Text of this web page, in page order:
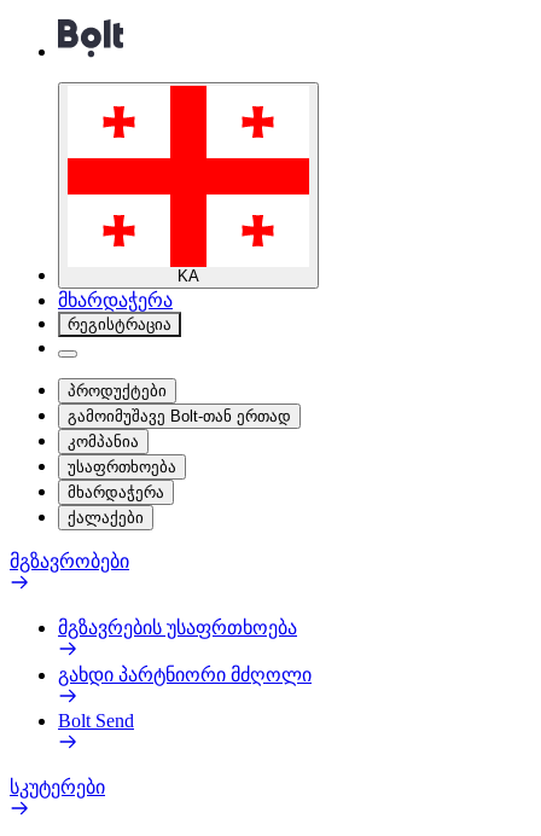
KA
მხარდაჭერა
რეგისტრაცია
პროდუქტები
გამოიმუშავე Bolt-თან ერთად
კომპანია
უსაფრთხოება
მხარდაჭერა
ქალაქები
მგზავრობები
მგზავრების უსაფრთხოება
გახდი პარტნიორი მძღოლი
Bolt Send
სკუტერები